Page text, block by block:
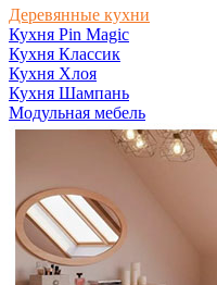
Деревянные кухни
Кухня Pin Magic
Кухня Классик
Кухня Хлоя
Кухня Шампань
Модульная мебель